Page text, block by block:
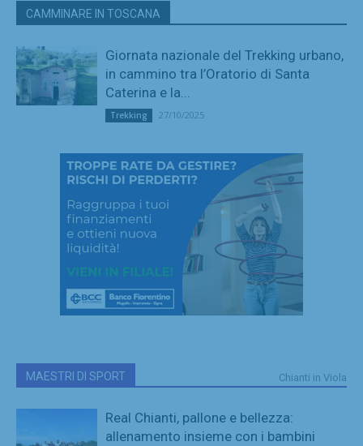
CAMMINARE IN TOSCANA
Giornata nazionale del Trekking urbano,
in cammino tra l’Oratorio di Santa
Caterina e la...
Trekking 27/10/2025
MAESTRI DI SPORT Chianti in Viola
Real Chianti, pallone e bellezza:
allenamento insieme con i bambini